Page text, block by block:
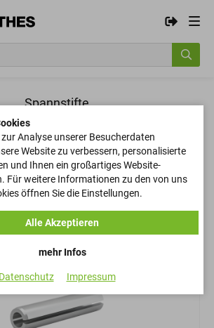
Spannstifte
Analyse unserer Besucherdaten
Website zu verbessern, personalisierte
und Ihnen ein großartiges Website-
Für weitere Informationen zu den von uns
öffnen Sie die Einstellungen.
mehr Infos
Alle Akzeptieren
Datenschutz Impressum